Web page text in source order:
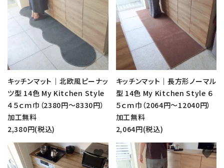
キッチンマット｜北欧風ピーナッ
ツ型 14色 My Kitchen Style
４５ｃｍ巾（2380円～8330円）
加工無料
2,380円(税込)
キッチンマット｜長方形ノーマル
型 14色 My Kitchen Style ６
５ｃｍ巾（2064円～12040円）
加工無料
2,064円(税込)
favorite favorite